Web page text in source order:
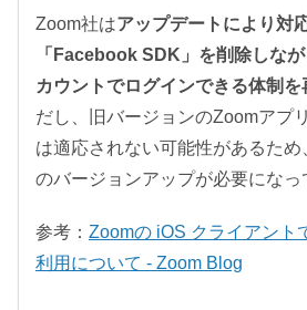
Zoom社はアップデートにより対
「Facebook SDK」を削除しな
カウントでログインできる体制を
だし、旧バージョンのZoomアプ
は適応されない可能性があるた
のバージョンアップが必要になっ
参考： Zoomの iOS クライアント
利用について - Zoom Blog